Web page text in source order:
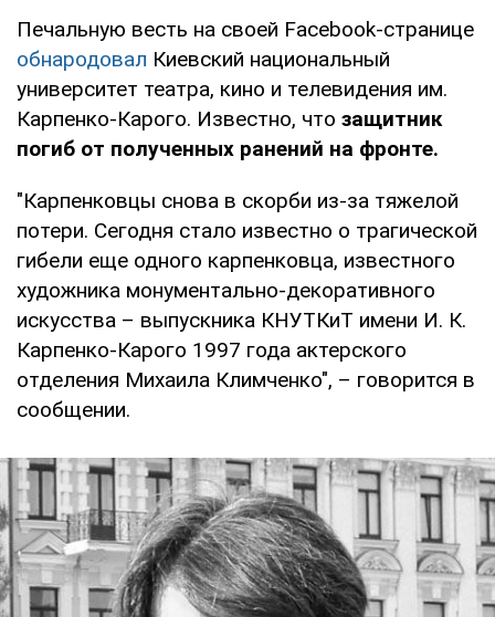
Печальную весть на своей Facebook-странице
обнародовал Киевский национальный
университет театра, кино и телевидения им.
Карпенко-Карого. Известно, что защитник
погиб от полученных ранений на фронте.
"Карпенковцы снова в скорби из-за тяжелой
потери. Сегодня стало известно о трагической
гибели еще одного карпенковца, известного
художника монументально-декоративного
искусства – выпускника КНУТКиТ имени И. К.
Карпенко-Карого 1997 года актерского
отделения Михаила Климченко", – говорится в
сообщении.